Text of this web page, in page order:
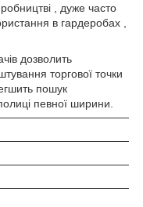
, дуже часто
в гардеробах ,
дозволить
торгової точки
пошук
певної ширини.